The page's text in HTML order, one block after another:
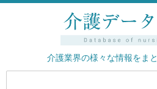
介護業界の様々な情報をま